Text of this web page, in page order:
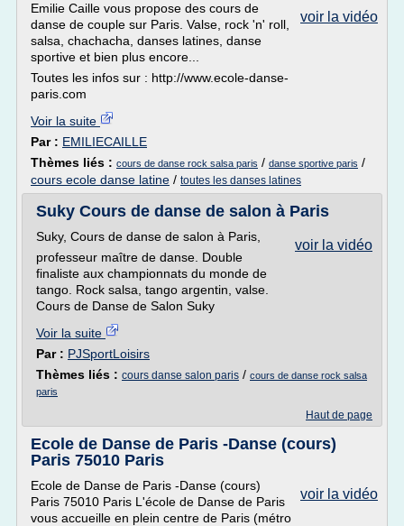
voir la vidéo
Emilie Caille vous propose des cours de
danse de couple sur Paris. Valse, rock 'n' roll,
salsa, chachacha, danses latines, danse
sportive et bien plus encore...
Toutes les infos sur : http://www.ecole-danse-
paris.com
Voir la suite
Par : EMILIECAILLE
Thèmes liés : cours de danse rock salsa paris / danse sportive paris /
cours ecole danse latine / toutes les danses latines
Suky Cours de danse de salon à Paris
voir la vidéo
Suky, Cours de danse de salon à Paris,
professeur maître de danse. Double
finaliste aux championnats du monde de
tango. Rock salsa, tango argentin, valse.
Cours de Danse de Salon Suky
Voir la suite
Par : PJSportLoisirs
Thèmes liés : cours danse salon paris / cours de danse rock salsa
paris
Haut de page
Ecole de Danse de Paris -Danse (cours)
Paris 75010 Paris
voir la vidéo
Ecole de Danse de Paris -Danse (cours)
Paris 75010 Paris L'école de Danse de Paris
vous accueille en plein centre de Paris (métro